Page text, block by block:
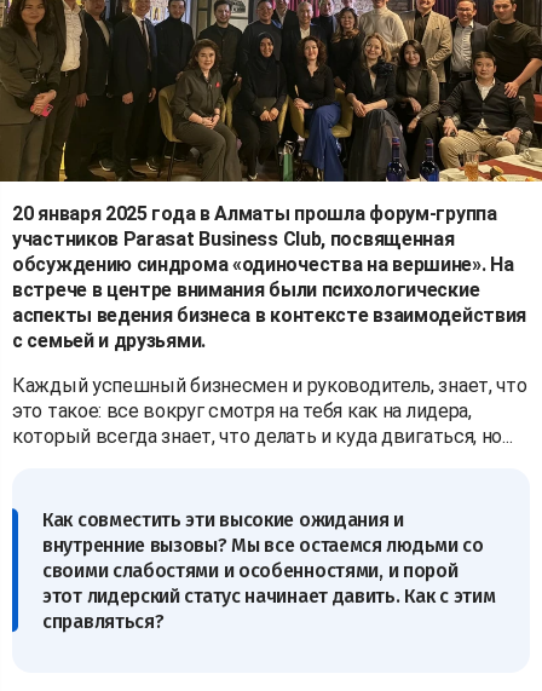
20 января 2025 года в Алматы прошла форум-группа
участников Parasat Business Club, посвященная
обсуждению синдрома «одиночества на вершине». На
встрече в центре внимания были психологические
аспекты ведения бизнеса в контексте взаимодействия
с семьей и друзьями.
Каждый успешный бизнесмен и руководитель, знает, что
это такое: все вокруг смотря на тебя как на лидера,
который всегда знает, что делать и куда двигаться, но...
Как совместить эти высокие ожидания и
внутренние вызовы? Мы все остаемся людьми со
своими слабостями и особенностями, и порой
этот лидерский статус начинает давить. Как с этим
справляться?